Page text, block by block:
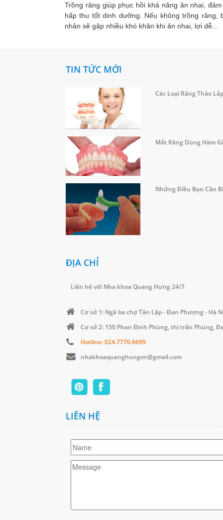
Trồng răng giúp phục hồi khả năng ăn nhai,
hấp thu tốt dinh dưỡng. Nếu không trồng răng,
nhân sẽ gặp nhiều khó khăn khi ăn nhai, lợi dễ...
TIN TỨC MỚI
Các Loại Răng Tháo
Mất Răng Dùng Hàm
Những Điều Bạn Cần
ĐỊA CHỈ
Liên hệ với Nha khoa Quang Hưng 24/7
Cơ sở 1: Ngã ba chợ Tân Lập - Đan Phượng - Hà
Cơ sở 2: 150 Phan Đình Phùng, thị trấn Phùng,
Hotline: 024.7770.6699
nhakhoaquanghungvn@gmail.com
LIÊN HỆ